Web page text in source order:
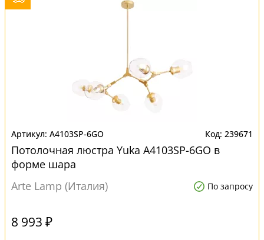
A4103SP-6GO 239671
Потолочная люстра Yuka A4103SP-6GO в
форме шара
Arte Lamp (Италия)
По запросу
8 993 ₽